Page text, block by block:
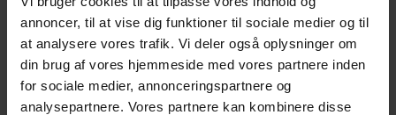
annoncer, til at vise dig funktioner til sociale medier og til
at analysere vores trafik. Vi deler også oplysninger om
din brug af vores hjemmeside med vores partnere inden
for sociale medier, annonceringspartnere og
analysepartnere. Vores partnere kan kombinere disse
Så er der igen nyt på medarbejderfronten! Tegnestuen